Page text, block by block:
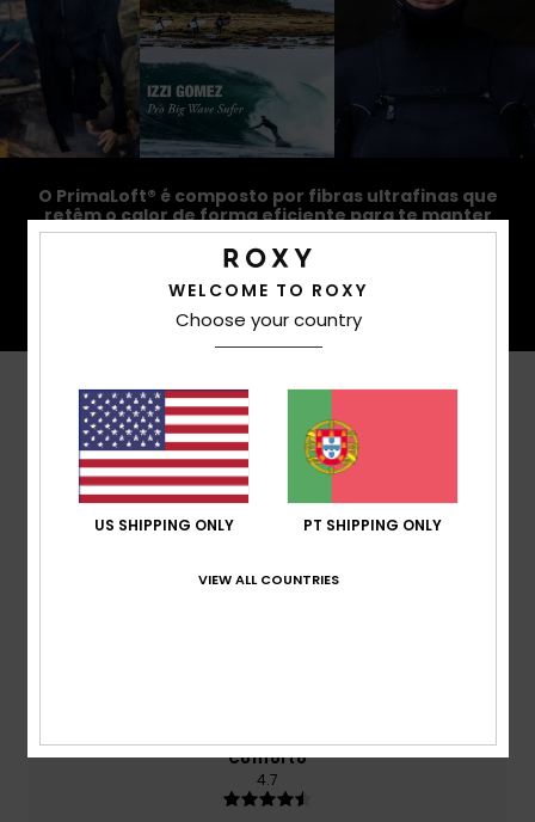
O PrimaLoft® é composto por fibras ultrafinas que
retêm o calor de forma eficiente para te manter
isolado, é feito de fibra 100% reciclada pós-
consumo e retorna aos materiais encontrados na
natureza.
Avaliações dos clientes
Pontuação média
4.7
Conforto
4.7
WELCOME TO ROXY
Choose your country
US SHIPPING ONLY PT SHIPPING ONLY
VIEW ALL COUNTRIES